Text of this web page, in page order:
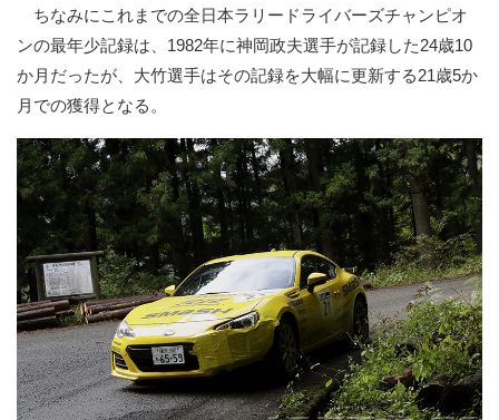
ちなみにこれまでの全日本ラリードライバーズチャンピオ
ンの最年少記録は、1982年に神岡政夫選手が記録した24歳10
か月だったが、大竹選手はその記録を大幅に更新する21歳5か
月での獲得となる。